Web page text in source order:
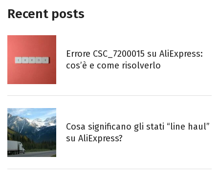
Recent posts
Errore CSC_7200015 su AliExpress:
cos’è e come risolverlo
Cosa significano gli stati “line haul”
su AliExpress?